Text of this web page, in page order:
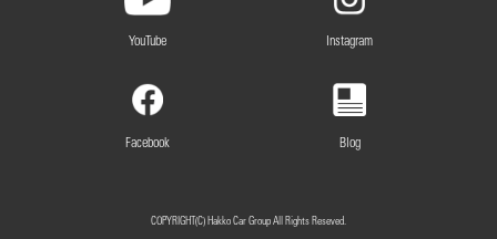
YouTube Instagram
Facebook Blog
COPYRIGHT(C) Hakko Car Group All Rights Reseved.